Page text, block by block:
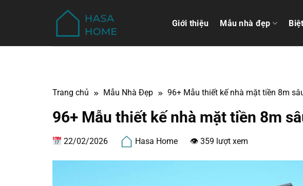
dung
Giới thiệu Mẫu nhà đẹp
Trang chủ Mẫu Nhà Đẹp 96+ Mẫu thiết kế nhà mặt tiền 8m
96+ Mẫu thiết kế nhà mặt tiền 8m
22/02/2026 Hasa Home 👁 359 lượt xem